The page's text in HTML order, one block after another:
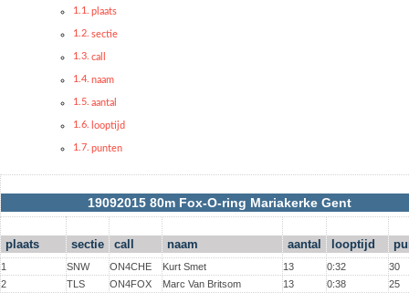
plaats
sectie
call
naam
aantal
looptijd
punten
19092015 80m Fox-O-ring Mariakerke Gent
plaats sectie call naam aantal looptijd
1 SNW ON4CHE Kurt Smet 13 0:32
30
2
TLS ON4FOX Marc Van Britsom 13 0:38
25